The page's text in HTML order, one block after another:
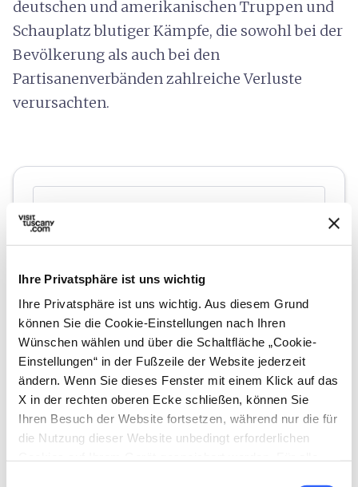
Ihre Privatsphäre ist uns wichtig
Ihre Privatsphäre ist uns wichtig. Aus diesem Grund
können Sie die Cookie-Einstellungen nach Ihren
Wünschen wählen und über die Schaltfläche „Cookie-
Einstellungen“ in der Fußzeile der Website jederzeit
ändern. Wenn Sie dieses Fenster mit einem Klick auf das
X in der rechten oberen Ecke schließen, können Sie
Ihren Besuch der Website fortsetzen, während nur die für
die Nutzung dieser Website unbedingt erforderlichen
deutschen und amerikanischen Truppen und
Schauplatz blutiger Kämpfe, die sowohl bei der
Bevölkerung als auch bei den
Partisanenverbänden zahlreiche Verluste
verursachten.
directions Wegbeschreibung
Hinweise